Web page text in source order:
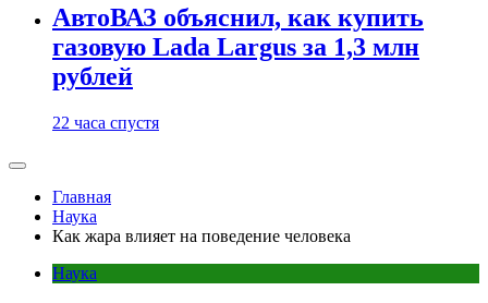
АвтоВАЗ объяснил, как купить
газовую Lada Largus за 1,3 млн
рублей
22 часа спустя
Главная
Наука
Как жара влияет на поведение человека
Наука